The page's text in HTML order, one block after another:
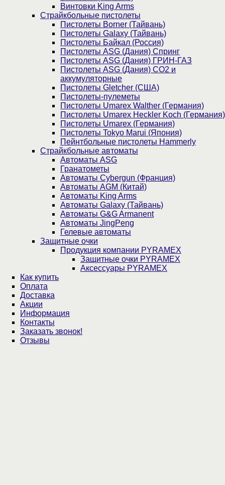
Винтовки King Arms
Страйкбольные пистолеты
Пистолеты Borner (Тайвань)
Пистолеты Galaxy (Тайвань)
Пистолеты Байкал (Россия)
Пистолеты ASG (Дания) Спринг
Пистолеты ASG (Дания) ГРИН-ГАЗ
Пистолеты ASG (Дания) CO2 и
аккумуляторные
Пистолеты Gletcher (США)
Пистолеты-пулеметы
Пистолеты Umarex Walther (Германия)
Пистолеты Umarex Heckler Koch (Германия)
Пистолеты Umarex (Германия)
Пистолеты Tokyo Marui (Япония)
Пейнтбольные пистолеты Hammerly
Страйкбольные автоматы
Автоматы ASG
Гранатометы
Автоматы Cybergun (Франция)
Автоматы AGM (Китай)
Автоматы King Arms
Автоматы Galaxy (Тайвань)
Автоматы G&G Armanent
Автоматы JingPeng
Гелевые автоматы
Защитные очки
Продукция компании PYRAMEX
Защитные очки PYRAMEX
Аксессуары PYRAMEX
Как купить
Оплата
Доставка
Акции
Информация
Контакты
Заказать звонок!
Отзывы